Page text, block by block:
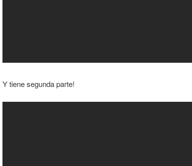
Y tiene segunda parte!